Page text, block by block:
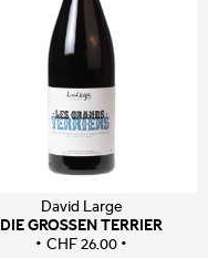
David Large
DIE GROSSEN TERRIER
CHF26.00